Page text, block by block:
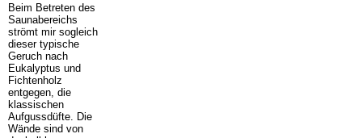
Beim Betreten des
Saunabereichs
strömt mir sogleich
dieser typische
Geruch nach
Eukalyptus und
Fichtenholz
entgegen, die
klassischen
Aufgussdüfte. Die
Wände sind von